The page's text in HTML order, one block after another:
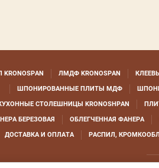
ЛМДФ KRONOSPAN
ШПОНИРОВАННЫЕ ПЛИТЫ МДФ
СТОЛЕШНИЦЫ KRONOSHPAN
БЕРЕЗОВАЯ
ОБЛЕГЧЕННАЯ ФАНЕРА
ДОСТАВКА И ОПЛАТА
РАСПИЛ,